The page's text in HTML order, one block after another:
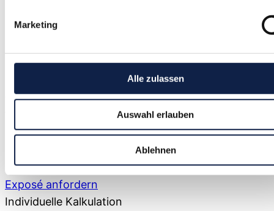
Marketing
Alle zulassen
Auswahl erlauben
Ablehnen
Unterstützung zurückgreifen zu können.
Zeller bieten wir ein durchdachtes Konzept:
barrierearme Wohnungen, flexible Services und ein
wertschätzendes Umfeld. Golden Page steht für
Wohnen ohne Kompromisse – individuell, sicher,
zukunftsorientiert.
394.900,00 €
Exposé anfordern
Individuelle Kalkulation